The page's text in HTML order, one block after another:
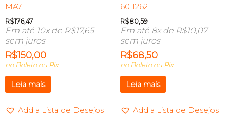
MA7
R$176,47
Em até 10x de R$17,65
sem juros
R$150,00
no Boleto ou Pix
Leia mais
Add a Lista de Desejos
6011262
R$80,59
Em até 8x de R$10,07
sem juros
R$68,50
no Boleto ou Pix
Leia mais
Add a Lista de Desejos